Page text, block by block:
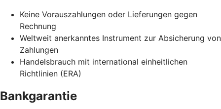
Keine Vorauszahlungen oder Lieferungen gegen
Rechnung
Weltweit anerkanntes Instrument zur Absicherung von
Zahlungen
Handelsbrauch mit international einheitlichen
Richtlinien (ERA)
Bankgarantie